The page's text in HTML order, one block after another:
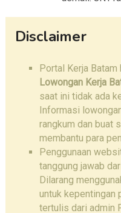
Disclaimer
Portal Kerja
Lowongan Kerja
saat ini tidak ada
Informasi
rangkum dan buat
membantu para
Penggunaan
tanggung jawab
Dilarang
untuk kepentingan
tertulis dari admin